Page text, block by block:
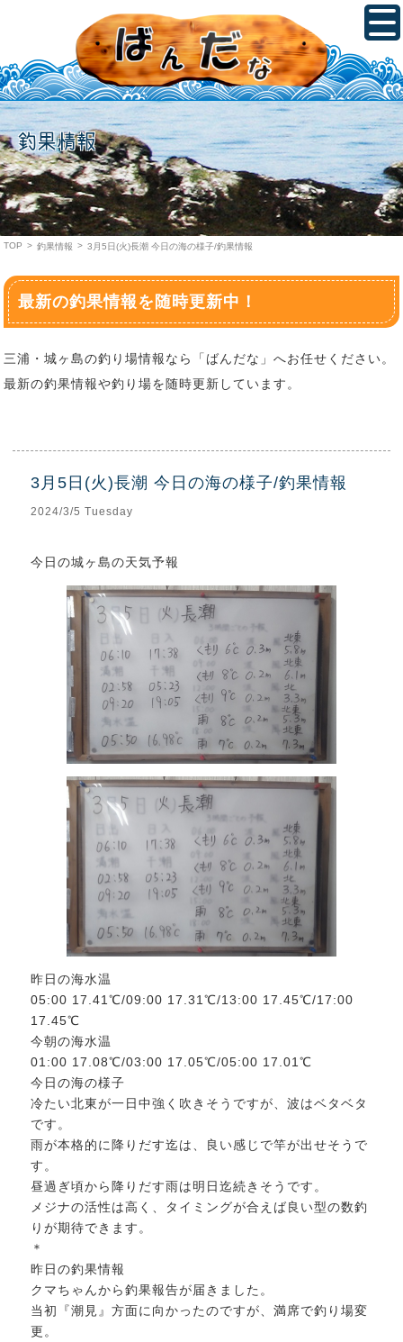
釣果情報
TOP > 釣果情報 > 3月5日(火)長潮 今日の海の様子/釣果情報
最新の釣果情報を随時更新中！
三浦・城ヶ島の釣り場情報なら「ばんだな」へお任せください。
最新の釣果情報や釣り場を随時更新しています。
3月5日(火)長潮 今日の海の様子/釣果情報
2024/3/5 Tuesday
今日の城ヶ島の天気予報
昨日の海水温
05:00 17.41℃/09:00 17.31℃/13:00 17.45℃/17:00
17.45℃
今朝の海水温
01:00 17.08℃/03:00 17.05℃/05:00 17.01℃
今日の海の様子
冷たい北東が一日中強く吹きそうですが、波はベタベタ
です。
雨が本格的に降りだす迄は、良い感じで竿が出せそうで
す。
昼過ぎ頃から降りだす雨は明日迄続きそうです。
メジナの活性は高く、タイミングが合えば良い型の数釣
りが期待できます。
＊
昨日の釣果情報
クマちゃんから釣果報告が届きました。
当初『潮見』方面に向かったのですが、満席で釣り場変
更。